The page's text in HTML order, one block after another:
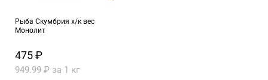
Рыба Скумбрия х/к вес
Монолит
475 ₽
949.99 ₽ за 1 кг